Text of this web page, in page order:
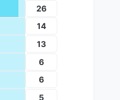
26
14
13
6
6
5